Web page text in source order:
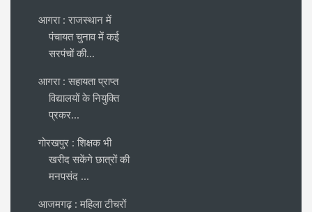
आगरा : राजस्थान में
पंचायत चुनाव में कई
सरपंचों की...
आगरा : सहायता प्राप्त
विद्यालयों के नियुक्ति
प्रकर...
गोरखपुर : शिक्षक भी
खरीद सकेंगे छात्रों की
मनपसंद ...
आजमगढ़ : महिला टीचरों